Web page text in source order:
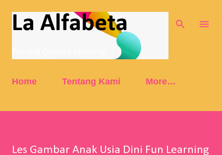
Skip to main content
La Alfabeta
Home Tentang Kami More…
Les Gambar Anak Usia Dini Fun Learning